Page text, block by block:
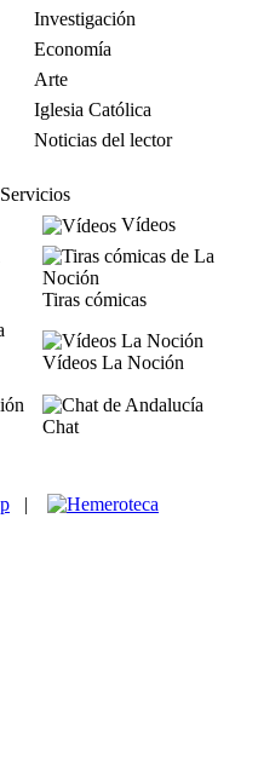
Investigación
Economía
Arte
Iglesia Católica
Noticias del lector
Servicios
Vídeos
Tiras cómicas
Vídeos La Noción
Chat
|